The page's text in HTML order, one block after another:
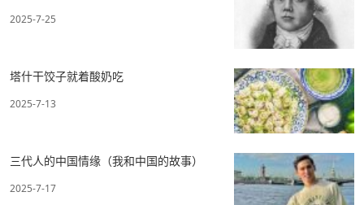
2025-7-25
塔什干饺子就着酸奶吃
2025-7-13
三代人的中国情缘（我和中国的故事）
2025-7-17